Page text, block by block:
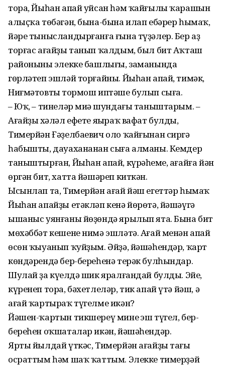
тора, Йыһан апай уйсан һәм ҡайғылы ҡарашын
алыҫҡа төбәгән, бына-бына илап ебәрер һымаҡ,
йәре тынысландырғанға ғына түҙәлер. Бер аҙ
торғас ағайҙы танып ҡалдым, был бит Аҡташ
районының элекке башлығы, заманында
гөрләтеп эшләй торғайны. Йыһан апай, тимәк,
Ниғмәтовтың тормош иптәше булып сыға.
– Юҡ, – тинеләр миңә шундағы таныштарым. –
Ағайҙың хәләл ефете яңыраҡ вафат булды,
Тимерйән Ғәҙелбаевич оло ҡайғынан сиргә
һабышты, дауахананан сыға алманы. Кемдер
таныштырған, Йыһан апай, күрәһеңме, ағайға йән
өргән бит, хатта йәшәреп киткән.
Ысынлап та, Тимерйән ағай йәш егеттәр һымаҡ
Йыһан апайҙы етәкләп кенә йөрөтә, йәшәүгә
ышаныс уянғаны йөҙөндә ярылып ята. Бына бит
мөхәббәт кешене нимә эшләтә. Ағай менән апай
өсөн ҡыуанып ҡуйҙым. Әйҙә, йәшәһендәр, ҡарт
көндәрендә бер-береһенә терәк булһындар.
Шулай ҙа күңелдә шик яралғандай булды. Эйе,
күренеп тора, бәхетлеләр, тик апай үтә йәш, ә
ағай ҡартыраҡ түгелме икән?
Йәшен-ҡартын тикшереү минең эш түгел, бер-
береһен оҡшаталар икән, йәшәһендәр.
Ярты йылдай үткәс, Тимерйән ағайҙы тағы
осраттым һәм шаҡ ҡаттым. Элекке тимерҙәй